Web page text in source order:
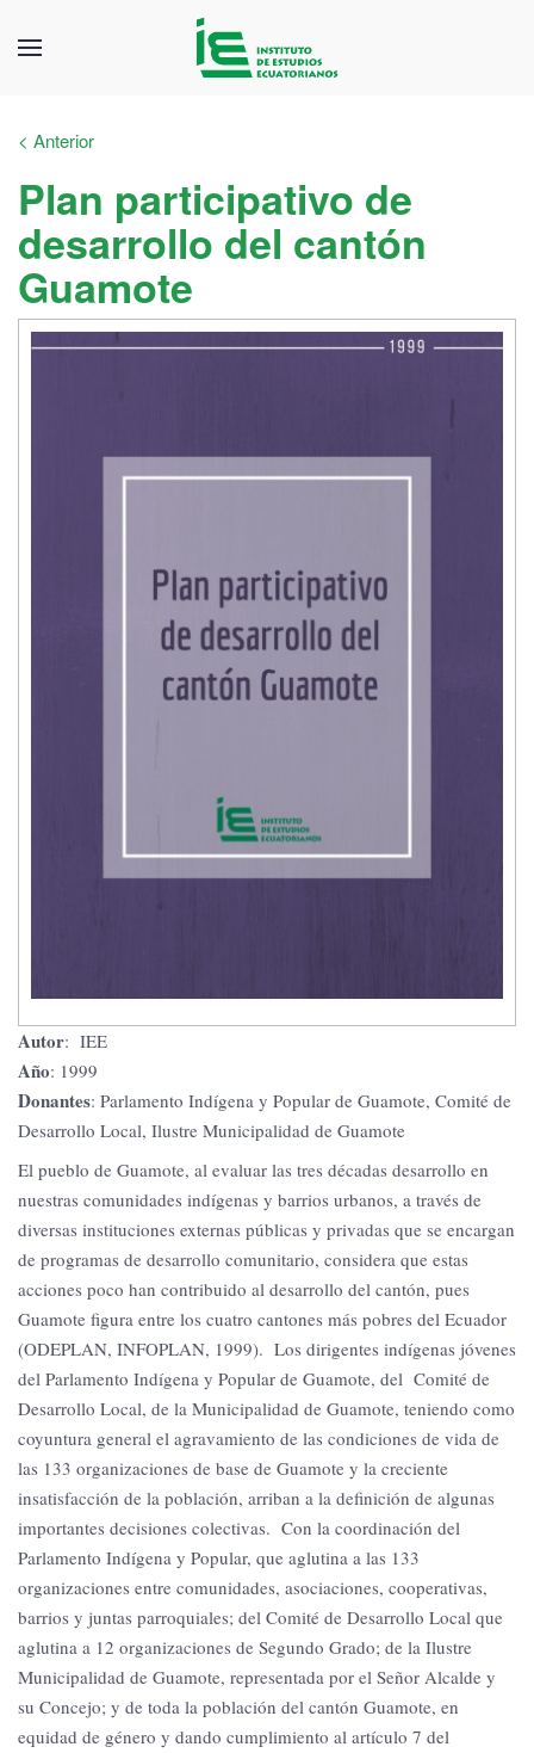
< Anterior
Plan participativo de
desarrollo del cantón
Guamote
Autor: IEE
Año: 1999
Donantes: Parlamento Indígena y Popular de Guamote, Comité de
Desarrollo Local, Ilustre Municipalidad de Guamote
El pueblo de Guamote, al evaluar las tres décadas desarrollo en
nuestras comunidades indígenas y barrios urbanos, a través de
diversas instituciones externas públicas y privadas que se encargan
de programas de desarrollo comunitario, considera que estas
acciones poco han contribuido al desarrollo del cantón, pues
Guamote figura entre los cuatro cantones más pobres del Ecuador
(ODEPLAN, INFOPLAN, 1999). Los dirigentes indígenas jóvenes
del Parlamento Indígena y Popular de Guamote, del Comité de
Desarrollo Local, de la Municipalidad de Guamote, teniendo como
coyuntura general el agravamiento de las condiciones de vida de
las 133 organizaciones de base de Guamote y la creciente
insatisfacción de la población, arriban a la definición de algunas
importantes decisiones colectivas. Con la coordinación del
Parlamento Indígena y Popular, que aglutina a las 133
organizaciones entre comunidades, asociaciones, cooperativas,
barrios y juntas parroquiales; del Comité de Desarrollo Local que
aglutina a 12 organizaciones de Segundo Grado; de la Ilustre
Municipalidad de Guamote, representada por el Señor Alcalde y
su Concejo; y de toda la población del cantón Guamote, en
equidad de género y dando cumplimiento al artículo 7 del